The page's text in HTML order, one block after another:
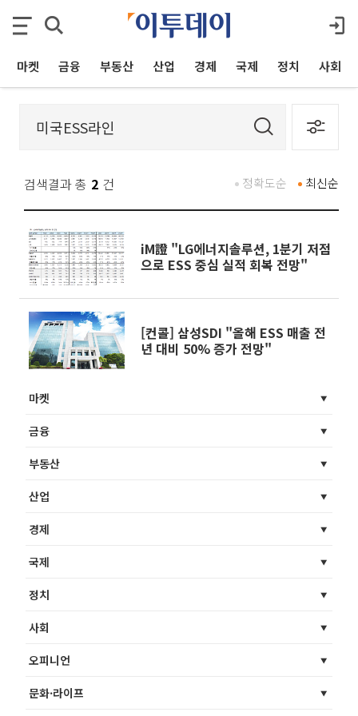
마켓 금융 부동산 산업 경제 국제 정치 사회
검색결과 총 2 건 최신순
정확도순
iM證 "LG에너지솔루션, 1분기 저점
으로 ESS 중심 실적 회복 전망"
[컨콜] 삼성SDI "올해 ESS 매출 전
년 대비 50% 증가 전망"
마켓
금융
부동산
산업
경제
국제
정치
사회
오피니언
문화·라이프